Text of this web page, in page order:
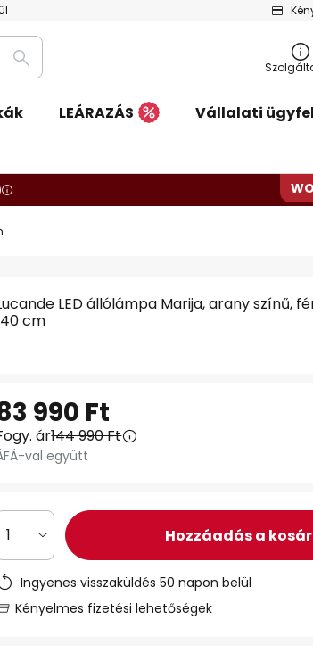
Keresés
LEÁRAZÁS Vállalati
LED állólámpa Marija, arany színű,
cm
990 Ft
ár144 990 Ft
val együtt
1 Hozzáadás a
Ingyenes visszaküldés 50 napon belül
Kényelmes fizetési lehetőségek